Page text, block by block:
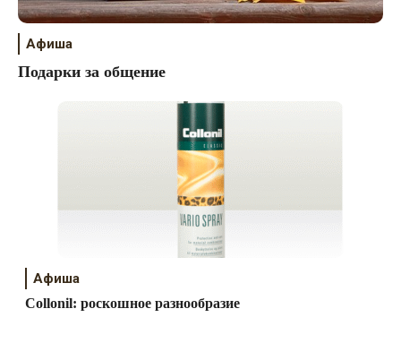
Афиша
Подарки за общение
Афиша
Collonil: роскошное разнообразие